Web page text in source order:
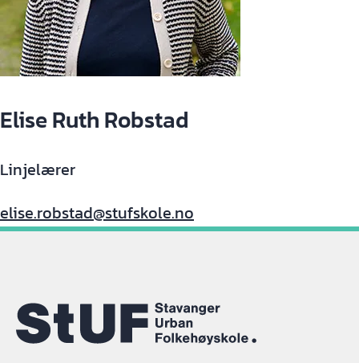
Elise Ruth Robstad
Linjelærer
elise.robstad@stufskole.no